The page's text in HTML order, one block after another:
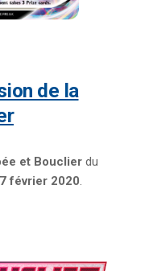
et Bouclier du
7 février 2020.